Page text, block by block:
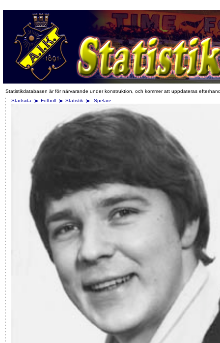
Statistikdatabasen är för närvarande under konstruktion, och kommer att uppdateras
Startsida
Fotboll Statistik Spelare